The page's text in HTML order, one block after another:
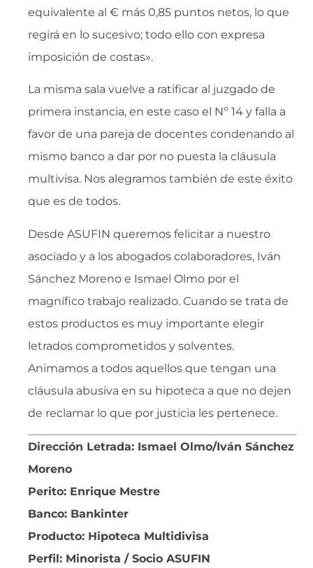
equivalente al € más 0,85 puntos netos, lo que
regirá en lo sucesivo; todo ello con expresa
imposición de costas».
La misma sala vuelve a ratificar al juzgado de
primera instancia, en este caso el Nº 14 y falla a
favor de una pareja de docentes condenando al
mismo banco a dar por no puesta la cláusula
multivisa. Nos alegramos también de este éxito
que es de todos.
Desde ASUFIN queremos felicitar a nuestro
asociado y a los abogados colaboradores, Iván
Sánchez Moreno e Ismael Olmo por el
magnífico trabajo realizado. Cuando se trata de
estos productos es muy importante elegir
letrados comprometidos y solventes.
Animamos a todos aquellos que tengan una
cláusula abusiva en su hipoteca a que no dejen
de reclamar lo que por justicia les pertenece.
Dirección Letrada: Ismael Olmo/Iván Sánchez
Moreno
Perito: Enrique Mestre
Banco: Bankinter
Producto: Hipoteca Multidivisa
Perfil: Minorista / Socio ASUFIN